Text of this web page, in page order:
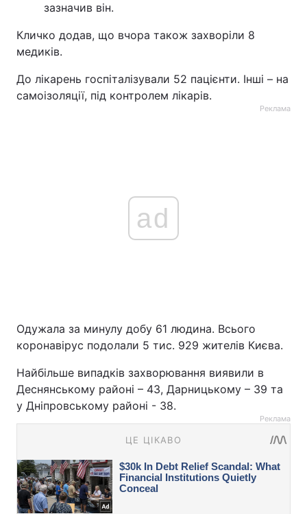
зазначив він.
Кличко додав, що вчора також захворіли 8
медиків.
До лікарень госпіталізували 52 пацієнти. Інші – на
самоізоляції, під контролем лікарів.
Реклама
ad
Одужала за минулу добу 61 людина. Всього
коронавірус подолали 5 тис. 929 жителів Києва.
Найбільше випадків захворювання виявили в
Деснянському районі – 43, Дарницькому – 39 та
у Дніпровському районі - 38.
Реклама